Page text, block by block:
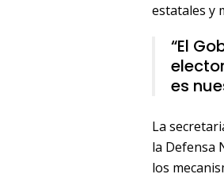
estatales y
“El
es
La
la Defensa
los